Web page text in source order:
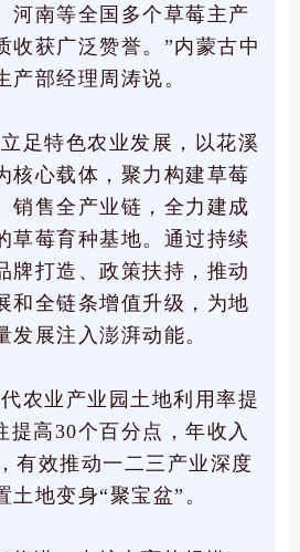
河南等全国多个草莓主产
收获广泛赞誉。”内蒙古中
产部经理周涛说。
足特色农业发展，以花溪
核心载体，聚力构建草莓
销售全产业链，全力建成
草莓育种基地。通过持续
牌打造、政策扶持，推动
和全链条增值升级，为地
发展注入澎湃动能。
农业产业园土地利用率提
提高30个百分点，年收入
有效推动一二三产业深度
地变身“聚宝盆”。